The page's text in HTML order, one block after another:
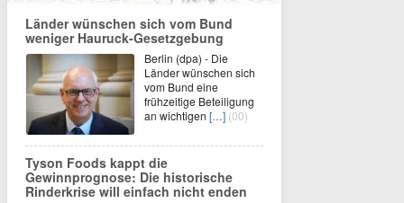
Länder wünschen sich vom Bund
weniger Hauruck-Gesetzgebung
Berlin (dpa) - Die
Länder wünschen sich
vom Bund eine
frühzeitige Beteiligung
an wichtigen […] (00)
Tyson Foods kappt die
Gewinnprognose: Die historische
Rinderkrise will einfach nicht enden